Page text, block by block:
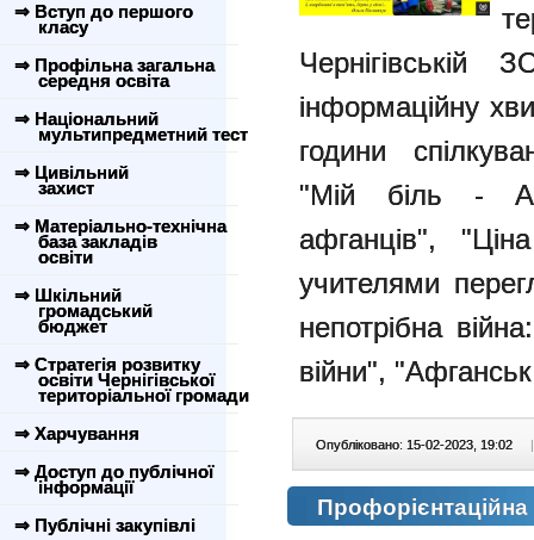
⇒ Вступ до першого
класу
⇒ Профільна загальна
середня освіта
⇒ Національний
мультипредметний тест
⇒ Цивільний
захист
⇒ Матеріально-технічна
база закладів
освіти
⇒ Шкільний
громадський
бюджет
⇒ Стратегія розвитку
освіти Чернігівської
територіальної громади
⇒ Харчування
⇒ Доступ до публічної
інформації
⇒ Публічні закупівлі
інформаційну
години
"Мій біль -
афганців",
учителями
непотрібна
війни",
Опубліковано: 15-02-2023, 19:02 |